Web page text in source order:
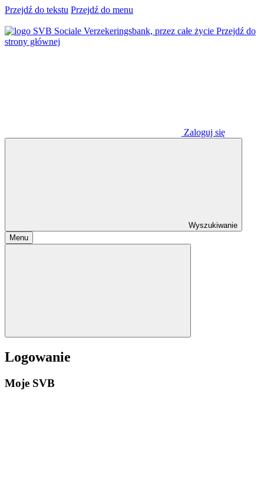
Przejdź do tekstu Przejdź do menu
Przejdź do
strony głównej
Zaloguj się
Wyszukiwanie
Menu
Logowanie
Moje SVB